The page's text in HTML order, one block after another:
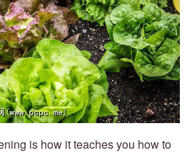
is how it teaches you how to